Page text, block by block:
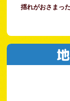
揺れがおさまっ